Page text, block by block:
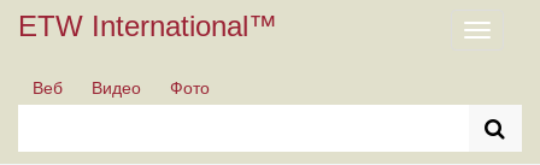
ETW International™
Toggle
Веб
Видео Фото